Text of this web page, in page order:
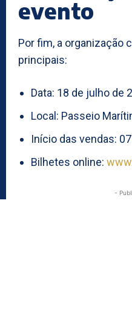
evento
Por fim, a organização
principais:
Data: 18 de julho de
Local: Passeio
Início das vendas:
Bilhetes online:
-